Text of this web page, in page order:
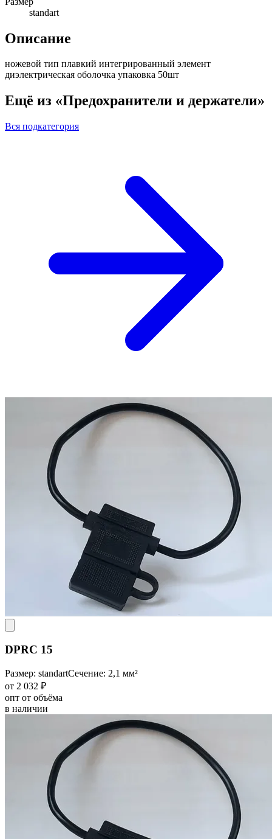
standart
Описание
ножевой тип плавкий интегрированный элемент
диэлектрическая оболочка упаковка 50шт
Ещё из «Предохранители и держатели»
Вся подкатегория
DPRC 15
Размер: standartСечение: 2,1 мм²
от 2 032 ₽
опт от объёма
в наличии